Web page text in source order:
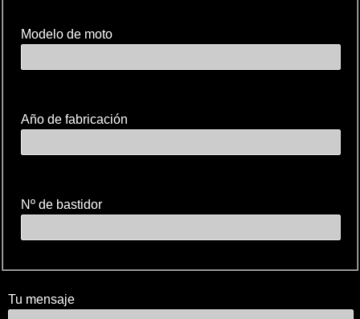
Modelo de moto
Año de fabricación
Nº de bastidor
Tu mensaje